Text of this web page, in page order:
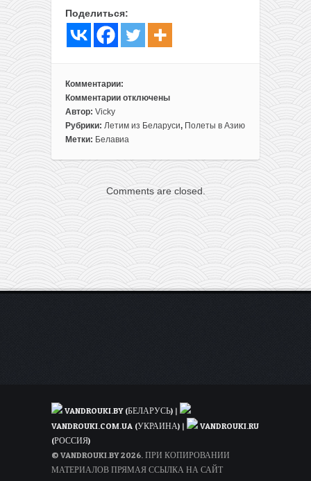
Поделиться:
Комментарии:
Комментарии
к
записи
Без
Подборка
всех
актуальных
билетов
Белавиа
скидкой
75%
отключены
Автор: Vicky
Рубрики: Летим из Беларуси, Полеты в Азию
Метки: Белавиа
Comments are closed.
VANDROUKI.BY (БЕЛАРУСЬ) |
VANDROUKI.COM.UA (УКРАИНА) |
VANDROUKI.RU
(РОССИЯ)
© VANDROUKI.BY 2026. ПРИ КОПИРОВАНИИ
МАТЕРИАЛОВ ПРЯМАЯ ССЫЛКА НА САЙТ